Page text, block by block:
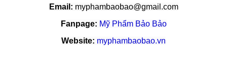
Email: myphambaobao@gmail.com
Fanpage: Mỹ Phẩm Bảo Bảo
Website: myphambaobao.vn